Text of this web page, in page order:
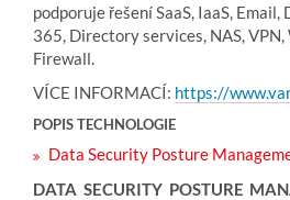
podporuje řešení SaaS, IaaS,
365, Directory services, NAS, VPN,
Firewall.
VÍCE INFORMACÍ: https://
POPIS TECHNOLOGIE
Data Security Posture
DATA SECURITY POSTURE